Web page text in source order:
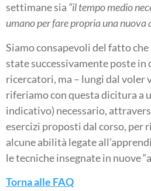
settimane sia “il tempo medio
umano per fare propria una nuova
Siamo consapevoli del fatto
state successivamente poste in
ricercatori, ma – lungi dal voler
riferiamo con questa dicitura a
indicativo) necessario,
esercizi proposti dal corso, per
alcune abilità legate
le tecniche insegnate in nuove
Torna alle FAQ